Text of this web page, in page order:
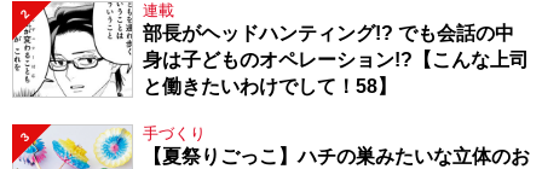
2 連載
部長がヘッドハンティング!? でも会話の中
身は子どものオペレーション!?【こんな上司
と働きたいわけでして！58】
3 手づくり
【夏祭りごっこ】ハチの巣みたいな立体のお